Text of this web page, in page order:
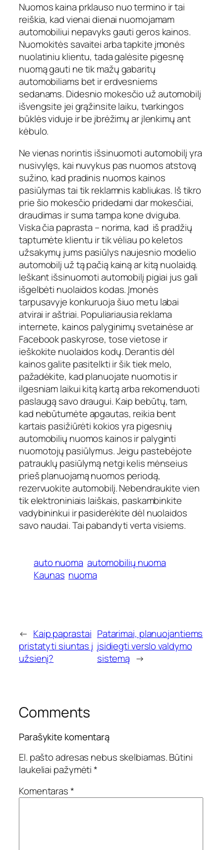
Nuomos kaina prklauso nuo termino ir tai
reiškia, kad vienai dienai nuomojamam
automobiliui nepavyks gauti geros kainos.
Nuomokitės savaitei arba tapkite įmonės
nuolatiniu klientu, tada galėsite pigesnę
nuomą gauti ne tik mažų gabaritų
automobiliams bet ir erdvesniems
sedanams. Didesnio mokesčio už automobilį
išvengsite jei grąžinsite laiku, tvarkingos
būklės viduje ir be įbrėžimų ar įlenkimų ant
kėbulo.
Ne vienas norintis išsinuomoti automobilį yra
nusivylęs, kai nuvykus pas nuomos atstovą
sužino, kad pradinis nuomos kainos
pasiūlymas tai tik reklamnis kabliukas. Iš tikro
prie šio mokesčio pridedami dar mokesčiai,
draudimas ir suma tampa kone dviguba.
Viska čia paprasta – norima, kad iš pradžių
taptumėte klientu ir tik vėliau po keletos
užsakymų jums pasiūlys naujesnio modelio
automobilį už tą pačią kainą ar kitą nuolaidą.
Ieškant išsinuomoti automobilį pigiai jus gali
išgelbėti nuolaidos kodas. Įmonės
tarpusavyje konkuruoja šiuo metu labai
atvirai ir aštriai. Populiariausia reklama
internete, kainos palyginimų svetainėse ar
Facebook paskyrose, tose vietose ir
ieškokite nuolaidos kodų. Derantis dėl
kainos galite pasitelkti ir šik tiek melo,
pažadėkite, kad planuojate nuomotis ir
ilgesniam laikui kitą kartą arba rekomenduoti
paslaugą savo draugui. Kaip bebūtų, tam,
kad nebūtumėte apgautas, reikia bent
kartais pasižiūrėti kokios yra pigesnių
automobilių nuomos kainos ir palyginti
nuomotojų pasiūlymus. Jeigu pastebėjote
patrauklų pasiūlymą netgi kelis mėnseius
prieš planuojamą nuomos periodą,
rezervuokite automobilį. Nebendraukite vien
tik elektroniniais laiškais, paskambinkite
vadybininkui ir pasiderėkite dėl nuolaidos
savo naudai. Tai pabandyti verta visiems.
auto nuoma automobilių nuoma
Kaunas nuoma
← Kaip paprastai
pristatyti siuntas į
užsienį?
Patarimai, planuojantiems
įsidiegti verslo valdymo
sistemą →
Comments
Parašykite komentarą
El. pašto adresas nebus skelbiamas.Būtini
laukeliai pažymėti*
Komentaras*